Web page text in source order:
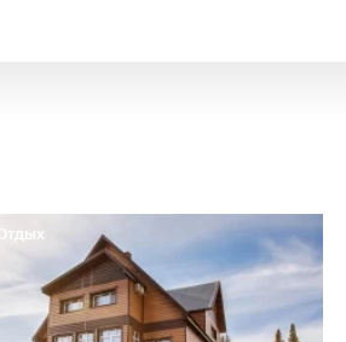
Отдых